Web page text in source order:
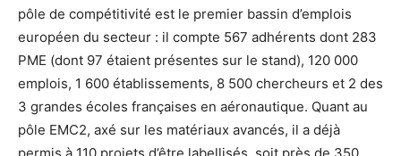
pôle de compétitivité est le premier bassin d’emplois
européen du secteur : il compte 567 adhérents dont 283
PME (dont 97 étaient présentes sur le stand), 120 000
emplois, 1 600 établissements, 8 500 chercheurs et 2 des
3 grandes écoles françaises en aéronautique. Quant au
pôle EMC2, axé sur les matériaux avancés, il a déjà